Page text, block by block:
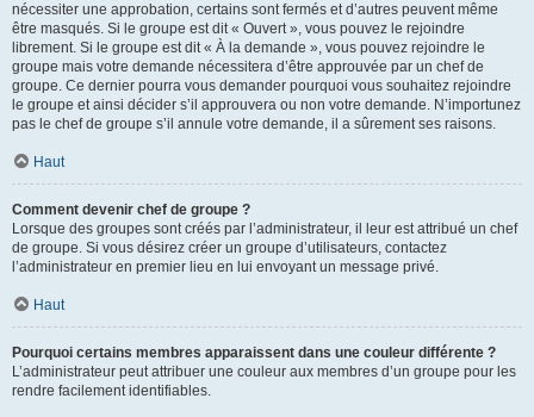
nécessiter une approbation, certains sont fermés et d’autres peuvent même
être masqués. Si le groupe est dit « Ouvert », vous pouvez le rejoindre
librement. Si le groupe est dit « À la demande », vous pouvez rejoindre le
groupe mais votre demande nécessitera d’être approuvée par un chef de
groupe. Ce dernier pourra vous demander pourquoi vous souhaitez rejoindre
le groupe et ainsi décider s’il approuvera ou non votre demande. N’importunez
pas le chef de groupe s’il annule votre demande, il a sûrement ses raisons.
Haut
Comment devenir chef de groupe ?
Lorsque des groupes sont créés par l’administrateur, il leur est attribué un chef
de groupe. Si vous désirez créer un groupe d’utilisateurs, contactez
l’administrateur en premier lieu en lui envoyant un message privé.
Haut
Pourquoi certains membres apparaissent dans une couleur différente ?
L’administrateur peut attribuer une couleur aux membres d’un groupe pour les
rendre facilement identifiables.